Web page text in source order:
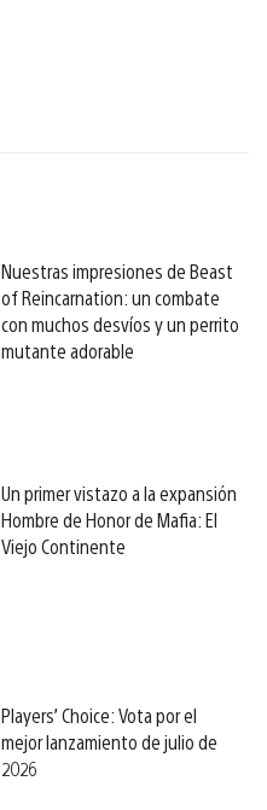
Nuestras impresiones de Beast
of Reincarnation: un combate
con muchos desvíos y un perrito
mutante adorable
Un primer vistazo a la expansión
Hombre de Honor de Mafia: El
Viejo Continente
Players’ Choice: Vota por el
mejor lanzamiento de julio de
2026